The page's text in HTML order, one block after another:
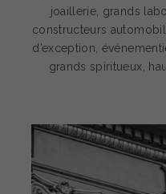
joaillerie, grands
constructeurs
d’exception,
grands spiritueux,